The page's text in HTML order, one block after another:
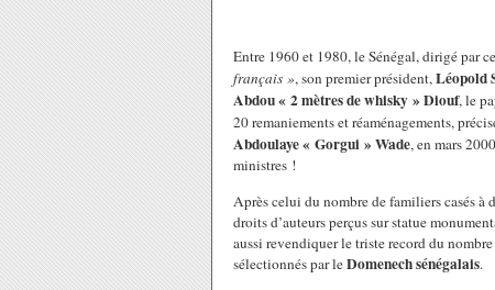
Entre 1960 et 1980, le Sénégal, dirigé par
français », son premier président,Léopold
Abdou « 2 mètres de whisky » Diouf, le
20 remaniements et réaménagements,
Abdoulaye « Gorgui » Wade, en mars
ministres !
Après celui du nombre de familiers casés à
droits d’auteurs perçus sur statue
aussi revendiquer le triste record du
sélectionnés par leDomenech sénégalais.